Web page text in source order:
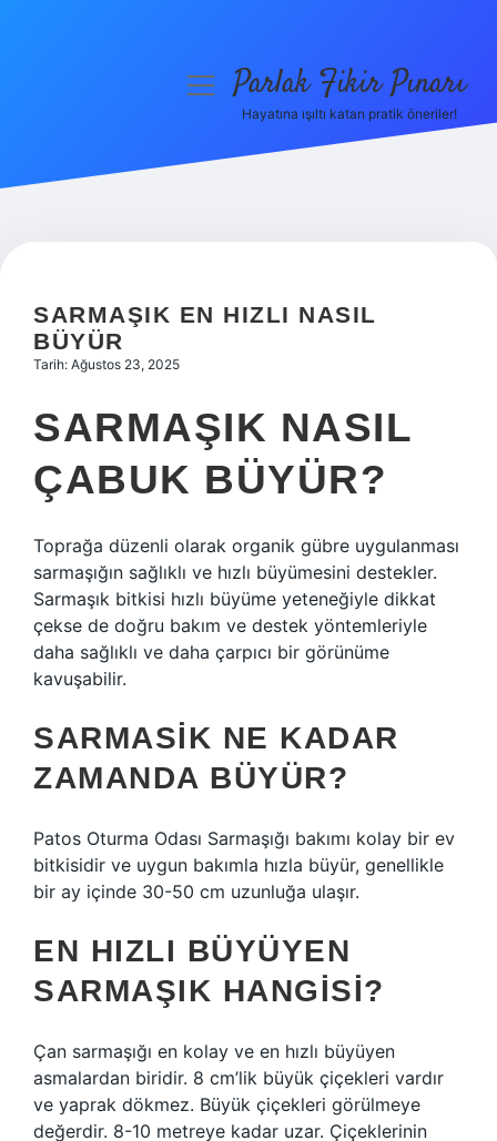
Hakkımızda
menüyüParlak Fikir Pınarı
Hayatına ışıltı katan pratik öneriler!
SARMAŞIK EN HIZLI NASIL
BÜYÜR
Tarih: Ağustos 23, 2025
SARMAŞIK NASIL
ÇABUK BÜYÜR?
Toprağa düzenli olarak organik gübre uygulanması
sarmaşığın sağlıklı ve hızlı büyümesini destekler.
Sarmaşık bitkisi hızlı büyüme yeteneğiyle dikkat
çekse de doğru bakım ve destek yöntemleriyle
daha sağlıklı ve daha çarpıcı bir görünüme
kavuşabilir.
SARMASIK NE KADAR
ZAMANDA BÜYÜR?
Patos Oturma Odası Sarmaşığı bakımı kolay bir ev
bitkisidir ve uygun bakımla hızla büyür, genellikle
bir ay içinde 30-50 cm uzunluğa ulaşır.
EN HIZLI BÜYÜYEN
SARMAŞIK HANGISI?
Çan sarmaşığı en kolay ve en hızlı büyüyen
asmalardan biridir. 8 cm’lik büyük çiçekleri vardır
ve yaprak dökmez. Büyük çiçekleri görülmeye
değerdir. 8-10 metreye kadar uzar. Çiçeklerinin